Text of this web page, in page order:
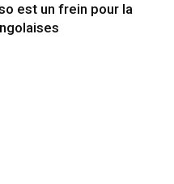
est un frein pour la